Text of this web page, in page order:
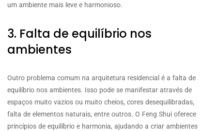
um ambiente mais leve e harmonioso.
3. Falta de equilíbrio nos
ambientes
Outro problema comum na arquitetura residencial é a falta de
equilíbrio nos ambientes. Isso pode se manifestar através de
espaços muito vazios ou muito cheios, cores desequilibradas,
falta de elementos naturais, entre outros. O Feng Shui oferece
princípios de equilíbrio e harmonia, ajudando a criar ambientes